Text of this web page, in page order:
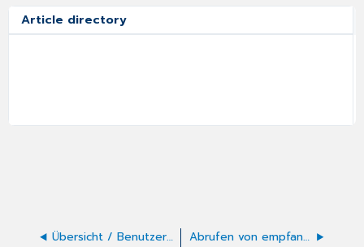
Article directory
Übersicht / Benutzer auflisten Abrufen von empfangenen Nachrichten